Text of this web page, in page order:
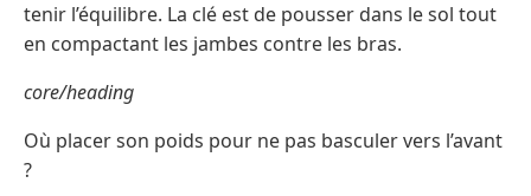
tenir l’équilibre. La clé est de pousser dans le sol tout
en compactant les jambes contre les bras.
core/heading
Où placer son poids pour ne pas basculer vers l’avant
?